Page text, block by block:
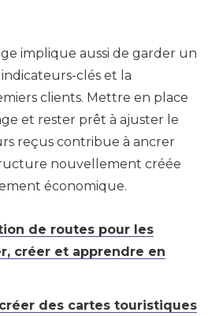
implique aussi de garder un
clés et la
clients. Mettre en place
et rester prêt à ajuster le
reçus contribue à ancrer
nouvellement créée
économique.
de routes pour les
créer et apprendre en
des cartes touristiques